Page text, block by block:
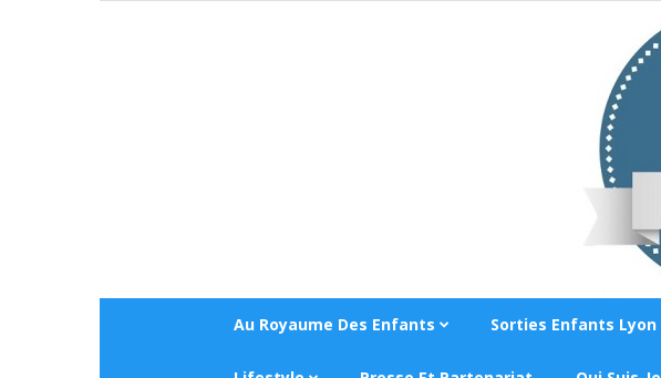
Au Royaume Des Enfants Sorties Enfants Lyon